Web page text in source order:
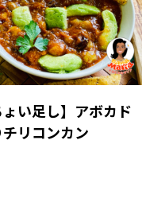
ょい足し】アボカド
リコンカン